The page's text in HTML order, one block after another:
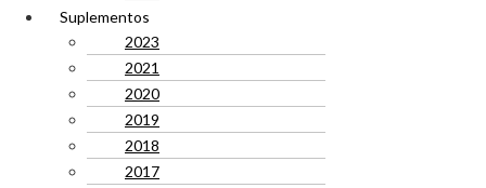
Suplementos
2023
2021
2020
2019
2018
2017